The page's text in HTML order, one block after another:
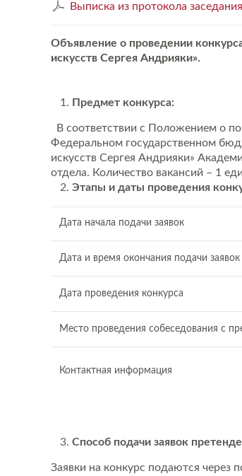
Выписка из протокола
Объявление о проведении
искусств Сергея Андрияки».
Предмет конкурса:
В соответствии с Положением о
Федеральном государственном
искусств Сергея Андрияки»
отдела. Количество вакансий – 1
Этапы и даты проведения
Дата начала подачи заявок
Дата и время окончания подачи заявок
Дата проведения конкурса
Место проведения собеседования с
Контактная информация
Способ подачи заявок
Заявки на конкурс подаются через